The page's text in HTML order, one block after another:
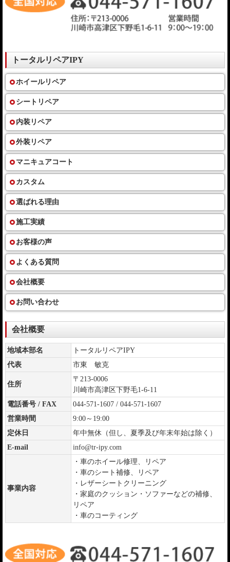
トータルリペアIPY
ホイールリペア
シートリペア
内装リペア
外装リペア
マニキュアコート
カスタム
選ばれる理由
施工実績
お客様の声
よくある質問
会社概要
お問い合わせ
会社概要
地域本部名
トータルリペアIPY
代表
市東 敏克
住所
〒213-0006
川崎市高津区下野毛1-6-11
電話番号 / FAX
044-571-1607 / 044-571-1607
営業時間
9:00～19:00
定休日
年中無休（但し、夏季及び年末年始は除く）
E-mail
info@tr-ipy.com
事業内容
・車のホイール修理、リペア
・車のシート補修、リペア
・レザーシートクリーニング
・家庭のクッション・ソファーなどの補修、
リペア
・車のコーティング